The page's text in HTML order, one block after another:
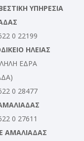
ΥΠΗΡΕΣΙΑ
0 22199
ΗΛΕΙΑΣ
ΕΔΡΑ
0 28477
0 27611
ΑΜΑΛΙΑΔΑΣ